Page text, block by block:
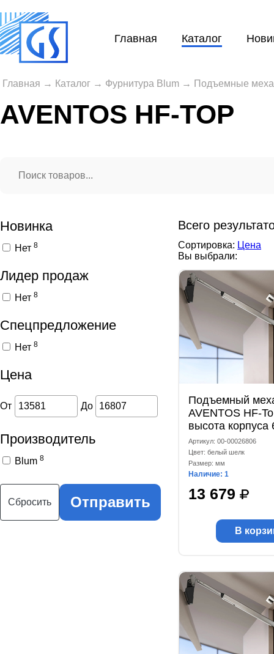
Главная Каталог
Главная → Каталог → Фурнитура Blum → Подъемные
AVENTOS HF-TOP
Новинка
Нет 8
Лидер продаж
Нет 8
Спецпредложение
Нет 8
Цена
От До
Производитель
Blum 8
Сбросить Отправить
Всего
Сортировка: Цена
Вы выбрали:
Подъемный
AVENTOS HF-
высота корпуса
мм,
мощности 2700-
комплект,
Артикул: 00-00026806
Цвет: белый шелк
Размер: мм
Наличие: 1
13 679
В